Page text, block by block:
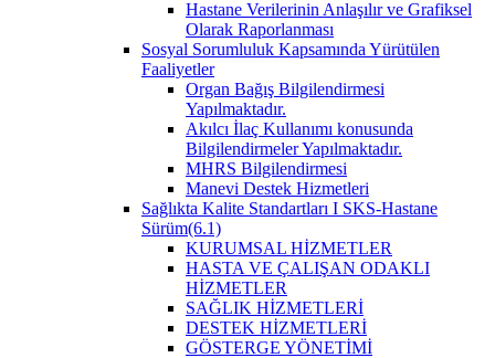
Hastane Verilerinin Anlaşılır ve Grafiksel
Olarak Raporlanması
Sosyal Sorumluluk Kapsamında Yürütülen
Faaliyetler
Organ Bağış Bilgilendirmesi
Yapılmaktadır.
Akılcı İlaç Kullanımı konusunda
Bilgilendirmeler Yapılmaktadır.
MHRS Bilgilendirmesi
Manevi Destek Hizmetleri
Sağlıkta Kalite Standartları I SKS-Hastane
Sürüm(6.1)
KURUMSAL HİZMETLER
HASTA VE ÇALIŞAN ODAKLI
HİZMETLER
SAĞLIK HİZMETLERİ
DESTEK HİZMETLERİ
GÖSTERGE YÖNETİMİ